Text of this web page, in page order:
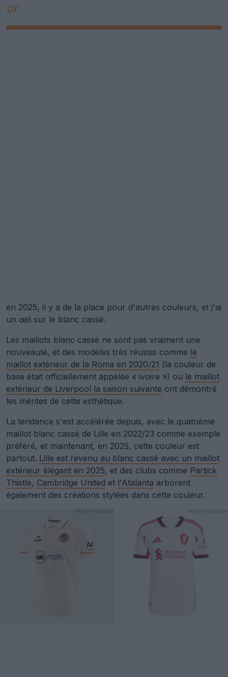
or
en 2025, il y a de la place pour d'autres couleurs, et j'ai
un œil sur le blanc cassé.
Les maillots blanc cassé ne sont pas vraiment une
nouveauté, et des modèles très réussis comme le
maillot extérieur de la Roma en 2020/21 (la couleur de
base était officiellement appelée « ivoire ») ou le maillot
extérieur de Liverpool la saison suivante ont démontré
les mérites de cette esthétique.
La tendance s'est accélérée depuis, avec le quatrième
maillot blanc cassé de Lille en 2022/23 comme exemple
préféré, et maintenant, en 2025, cette couleur est
partout. Lille est revenu au blanc cassé avec un maillot
extérieur élégant en 2025, et des clubs comme Partick
Thistle, Cambridge United et l'Atalanta arborent
également des créations stylées dans cette couleur.